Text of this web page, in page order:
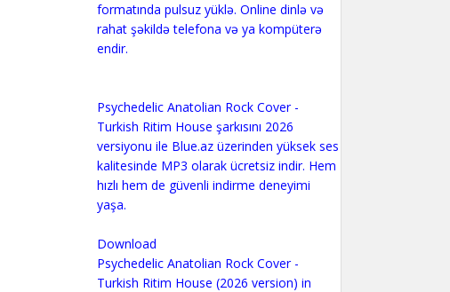
formatında pulsuz yüklə. Online dinlə və
rahat şəkildə telefona və ya kompüterə
endir.
Psychedelic Anatolian Rock Cover -
Turkish Ritim House şarkısını 2026
versiyonu ile Blue.az üzerinden yüksek ses
kalitesinde MP3 olarak ücretsiz indir. Hem
hızlı hem de güvenli indirme deneyimi
yaşa.
Download
Psychedelic Anatolian Rock Cover -
Turkish Ritim House (2026 version) in